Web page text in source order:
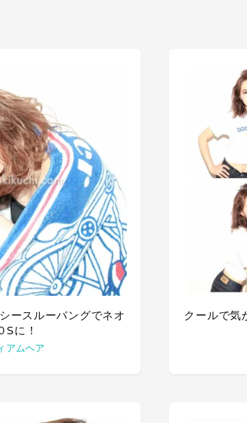
ースルーバングでネオ
Sに！
アムヘア
クールで気